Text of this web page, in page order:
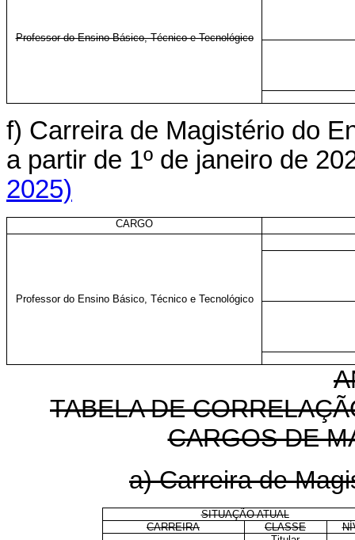
Professor do Ensino Básico, Técnico e Tecnológico
f) Carreira de Magistério do
a partir de 1º de janeiro de
2025)
CARGO
Professor do Ensino Básico, Técnico e Tecnológico
TABELA DE
CARGOS DE
a) Carreira de
SITUAÇÃO ATUAL
CARREIRA
CLASSE